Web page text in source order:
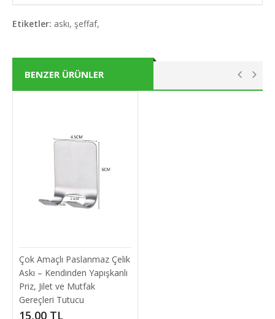
Etiketler: askı, şeffaf,
BENZER ÜRÜNLER
Çok Amaçlı Paslanmaz Çelik
Askı – Kendinden Yapışkanlı
Priz, Jilet ve Mutfak
Gereçleri Tutucu
15,00 TL